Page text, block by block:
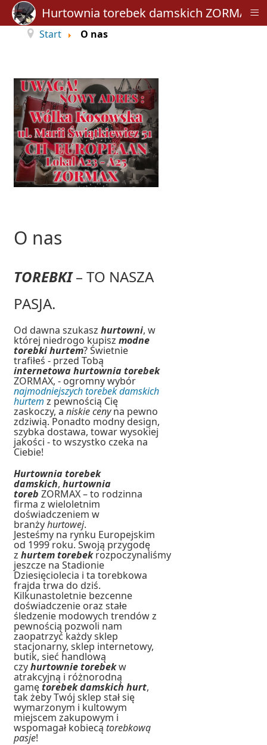
Start O nas
O nas
TOREBKI– TO NASZA
PASJA.
Od dawna szukaszhurtowni, w
której niedrogo kupiszmodne
torebki hurtem? Świetnie
trafiłeś - przed Tobą
internetowa hurtownia torebek
ZORMAX, - ogromny wybór
najmodniejszych torebek damskich
hurtem z pewnością Cię
zaskoczy, aniskie cenyna pewno
zdziwią. Ponadto modny design,
szybka dostawa, towar wysokiej
jakości - to wszystko czeka na
Ciebie!
Hurtownia torebek
damskich,hurtownia
toreb ZORMAX – to rodzinna
firma z wieloletnim
doświadczeniem w
branżyhurtowej.
Jesteśmy na rynku Europejskim
od 1999 roku. Swoją przygodę
zhurtem torebekrozpoczynaliśmy
jeszcze na Stadionie
Dziesięciolecia i ta torebkowa
frajda trwa do dziś.
Kilkunastoletnie bezcenne
doświadczenie oraz stałe
śledzenie modowych trendów z
pewnością pozwoli nam
zaopatrzyć każdy sklep
stacjonarny, sklep internetowy,
butik, sieć handlową
czyhurtownie torebekw
atrakcyjną i różnorodną
gamętorebek damskich hurt,
tak żeby Twój sklep stał się
wymarzonym i kultowym
miejscem zakupowym i
wspomagał kobiecą torebkową
pasje!
Hurtownia torebek damskich ZORMAX≡